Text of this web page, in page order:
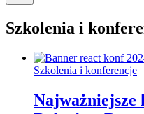
Szkolenia i
Szkolenia i konferencje
Najważniejsze